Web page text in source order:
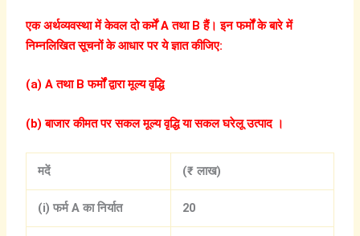
एकअर्थव्यवस्थामेंकेवलदोकर्में Aतथा Bहैं। इनफर्मोंकेबारेमें
निम्नलिखितसूचनोंकेआधारपरये ज्ञातकीजिए:
(a) Aतथा Bफर्मोंद्वारामूल्य वृद्धि
(b)बाजारकीमतपर सकलमूल्यवृद्धियासकल घरेलूउत्पाद ।
मदें (₹लाख)
(i)फर्म Aकानिर्यात 20